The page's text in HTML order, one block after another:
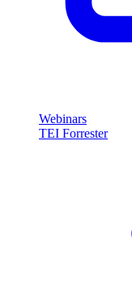
Webinars
TEI Forrester